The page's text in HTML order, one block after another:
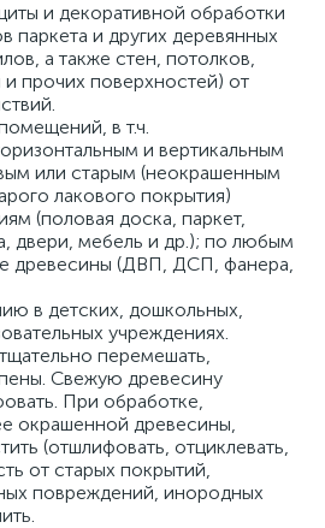
и декоративной обработки
паркета и других деревянных
а также стен, потолков,
прочих поверхностей) от
в т.ч.
и вертикальным
или старым (неокрашенным
лакового покрытия)
(половая доска, паркет,
двери, мебель и др.); по любым
древесины (ДВП, ДСП, фанера,
в детских, дошкольных,
учреждениях.
перемешать,
Свежую древесину
При обработке,
окрашенной древесины,
(отшлифовать, отциклевать,
от старых покрытий,
повреждений, инородных